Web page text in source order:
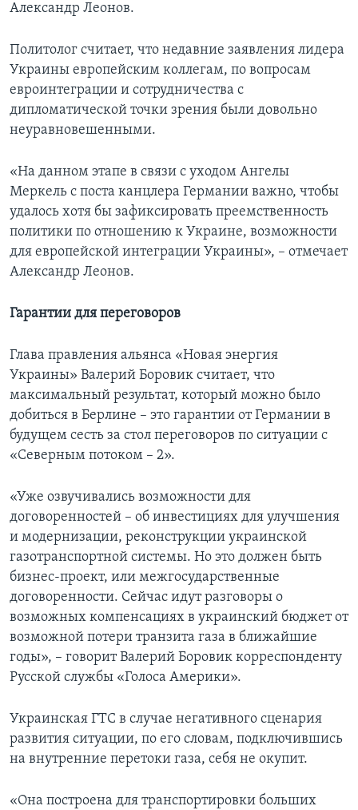
Александр Леонов.
Политолог считает, что недавние заявления лидера
Украины европейским коллегам, по вопросам
евроинтеграции и сотрудничества с
дипломатической точки зрения были довольно
неуравновешенными.
«На данном этапе в связи с уходом Ангелы
Меркель с поста канцлера Германии важно, чтобы
удалось хотя бы зафиксировать преемственность
политики по отношению к Украине, возможности
для европейской интеграции Украины», – отмечает
Александр Леонов.
Гарантии для переговоров
Глава правления альянса «Новая энергия
Украины» Валерий Боровик считает, что
максимальный результат, который можно было
добиться в Берлине – это гарантии от Германии в
будущем сесть за стол переговоров по ситуации с
«Северным потоком – 2».
«Уже озвучивались возможности для
договоренностей – об инвестициях для улучшения
и модернизации, реконструкции украинской
газотранспортной системы. Но это должен быть
бизнес-проект, или межгосударственные
договоренности. Сейчас идут разговоры о
возможных компенсациях в украинский бюджет от
возможной потери транзита газа в ближайшие
годы», – говорит Валерий Боровик корреспонденту
Русской службы «Голоса Америки».
Украинская ГТС в случае негативного сценария
развития ситуации, по его словам, подключившись
на внутренние перетоки газа, себя не окупит.
«Она построена для транспортировки больших